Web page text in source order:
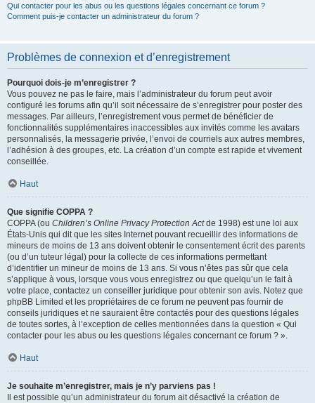
Qui contacter pour les abus ou les questions légales concernant ce forum ?
Comment puis-je contacter un administrateur du forum ?
Problèmes de connexion et d’enregistrement
Pourquoi dois-je m’enregistrer ?
Vous pouvez ne pas le faire, mais l’administrateur du forum peut avoir
configuré les forums afin qu’il soit nécessaire de s’enregistrer pour poster des
messages. Par ailleurs, l’enregistrement vous permet de bénéficier de
fonctionnalités supplémentaires inaccessibles aux invités comme les avatars
personnalisés, la messagerie privée, l’envoi de courriels aux autres membres,
l’adhésion à des groupes, etc. La création d’un compte est rapide et vivement
conseillée.
Haut
Que signifie COPPA ?
COPPA (ou Children’s Online Privacy Protection Actde 1998) est une loi aux
États-Unis qui dit que les sites Internet pouvant recueillir des informations de
mineurs de moins de 13 ans doivent obtenir le consentement écrit des parents
(ou d’un tuteur légal) pour la collecte de ces informations permettant
d’identifier un mineur de moins de 13 ans. Si vous n’êtes pas sûr que cela
s’applique à vous, lorsque vous vous enregistrez ou que quelqu’un le fait à
votre place, contactez un conseiller juridique pour obtenir son avis. Notez que
phpBB Limited et les propriétaires de ce forum ne peuvent pas fournir de
conseils juridiques et ne sauraient être contactés pour des questions légales
de toutes sortes, à l’exception de celles mentionnées dans la question « Qui
contacter pour les abus ou les questions légales concernant ce forum ? ».
Haut
Je souhaite m’enregistrer, mais je n’y parviens pas !
Il est possible qu’un administrateur du forum ait désactivé la création de